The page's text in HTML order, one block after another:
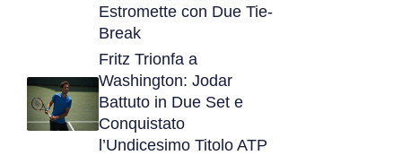
Estromette con Due Tie-
Break
Fritz Trionfa a
Washington: Jodar
Battuto in Due Set e
Conquistato
l’Undicesimo Titolo ATP